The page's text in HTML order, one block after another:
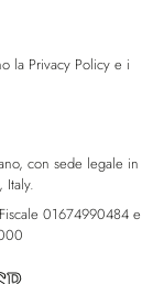
la Privacy Policy e i
con sede legale in
Italy.
01674990484 e